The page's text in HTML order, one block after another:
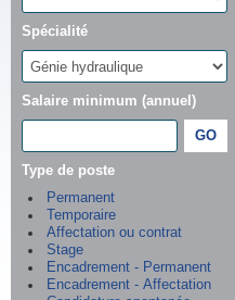
Spécialité
Salaire minimum (annuel)
Type de poste
Permanent
Temporaire
Affectation ou contrat
Stage
Encadrement - Permanent
Encadrement - Affectation